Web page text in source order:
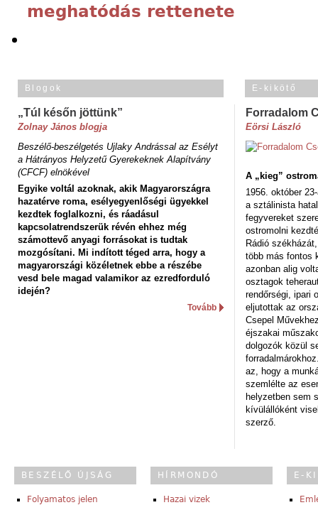
meghatódás rettenete
Blogok
„Túl későn jöttünk”
Zolnay János blogja
Beszélő-beszélgetés Ujlaky Andrással az Esélyt
a Hátrányos Helyzetű Gyerekeknek Alapítvány
(CFCF) elnökével
Egyike voltál azoknak, akik Magyarországra
hazatérve roma, esélyegyenlőségi ügyekkel
kezdtek foglalkozni, és ráadásul
kapcsolatrendszerük révén ehhez még
számottevő anyagi forrásokat is tudtak
mozgósítani. Mi indított téged arra, hogy a
magyarországi közéletnek ebbe a részébe
vesd bele magad valamikor az ezredforduló
idején?
Tovább
E-kikötő
Forradalom
Eörsi László
A „kieg”
1956. október
a sztálinista
fegyvereket
ostromolni
Rádió
több más fontos
azonban alig
osztagok
rendőrségi, ipari
eljutottak az
Csepel
éjszakai
dolgozók közül
az, hogy a
szemlélte az
helyzetben sem
kívülállóként
szerző.
BESZÉLŐ ÚJSÁG
Folyamatos jelen
HÍRMONDÓ
Hazai vizek
E-